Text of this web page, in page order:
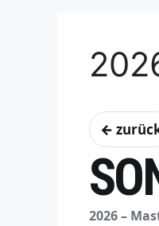
←
2026 –